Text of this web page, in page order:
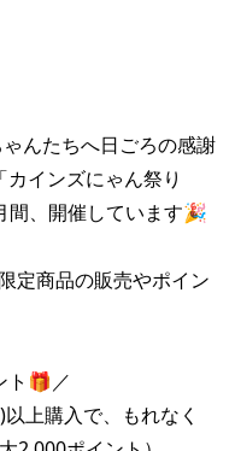
んたちへ日ごろの感謝
インズにゃん祭り
間、開催しています🎉
定商品の販売やポイン
ト🎁／
上購入で、もれなく